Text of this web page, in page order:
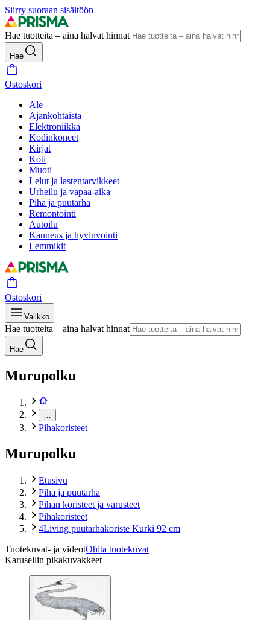
Siirry suoraan sisältöön
Hae tuotteita – aina halvat hinnat
Hae
Ostoskori
Ale
Ajankohtaista
Elektroniikka
Kodinkoneet
Kirjat
Koti
Muoti
Lelut ja lastentarvikkeet
Urheilu ja vapaa-aika
Piha ja puutarha
Remontointi
Autoilu
Kauneus ja hyvinvointi
Lemmikit
Ostoskori
Valikko
Hae tuotteita – aina halvat hinnat
Hae
Murupolku
Pihakoristeet
Murupolku
Etusivu
Piha ja puutarha
Pihan koristeet ja varusteet
Pihakoristeet
4Living puutarhakoriste Kurki 92 cm
Tuotekuvat- ja videotOhita tuotekuvat
Karusellin pikakuvakkeet